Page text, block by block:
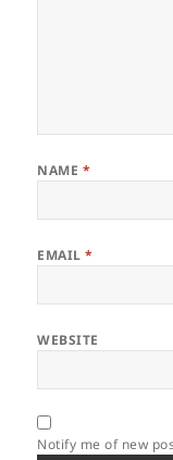
NAME *
EMAIL*
WEBSITE
Notify me of new